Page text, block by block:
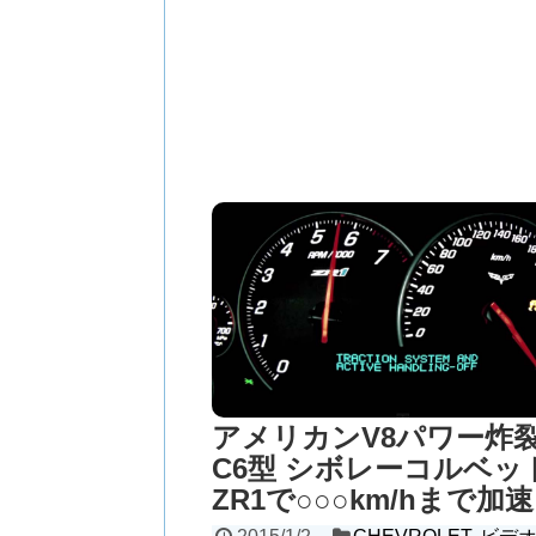
アメリカンV8パワー炸
C6型 シボレーコルベッ
ZR1で○○○km/hまで加速